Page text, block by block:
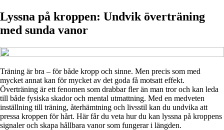
Lyssna på kroppen: Undvik överträning
med sunda vanor
Träning är bra – för både kropp och sinne. Men precis som med
mycket annat kan för mycket av det goda få motsatt effekt.
Överträning är ett fenomen som drabbar fler än man tror och kan leda
till både fysiska skador och mental utmattning. Med en medveten
inställning till träning, återhämtning och livsstil kan du undvika att
pressa kroppen för hårt. Här får du veta hur du kan lyssna på kroppens
signaler och skapa hållbara vanor som fungerar i längden.